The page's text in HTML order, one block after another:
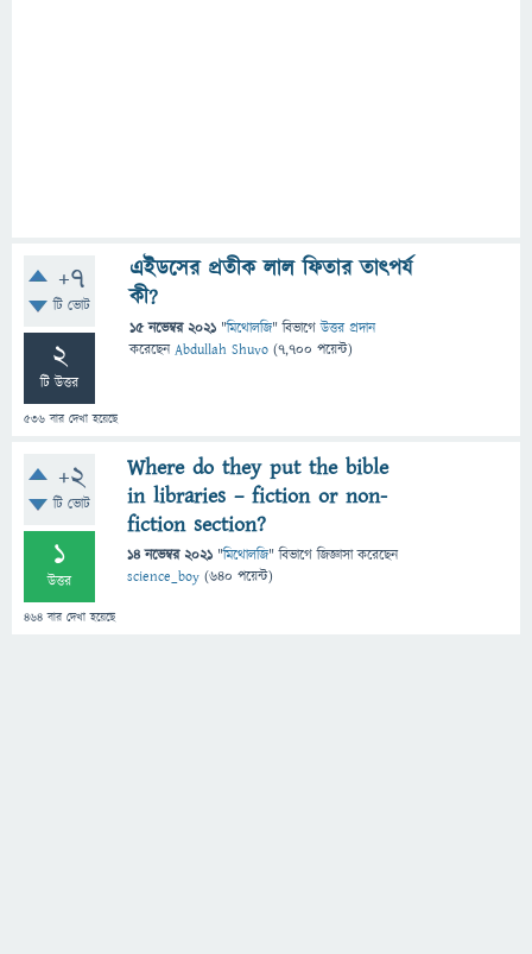
+7
টি ভোট
2
টি উত্তর
536 বার দেখা হয়েছে
এইডসের প্রতীক লাল ফিতার তাৎপর্য
কী?
15 নভেম্বর 2021 "মিথোলজি" বিভাগে উত্তর প্রদান
করেছেনAbdullah Shuvo (7,700 পয়েন্ট)
+2
টি ভোট
1
উত্তর
464 বার দেখা হয়েছে
Where do they put the bible
in libraries – fiction or non-
fiction section?
14 নভেম্বর 2021 "মিথোলজি" বিভাগে জিজ্ঞাসাকরেছেন
science_boy (640 পয়েন্ট)